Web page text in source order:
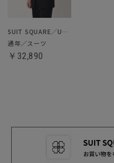
SUIT SQUARE／UNIVERSAL LANGUAGE
通年／スーツ
￥32,890